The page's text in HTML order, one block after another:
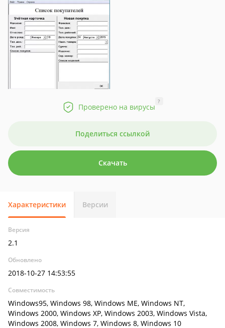
Проверено на вирусы
?
Поделиться ссылкой
Скачать
Характеристики Версии
Версия
2.1
Обновлено
2018-10-27 14:53:55
Совместимость
Windows95, Windows 98, Windows ME, Windows NT,
Windows 2000, Windows XP, Windows 2003, Windows Vista,
Windows 2008, Windows 7, Windows 8, Windows 10